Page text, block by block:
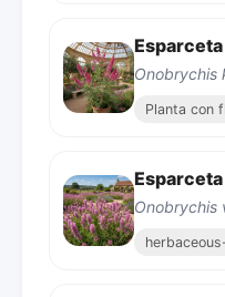
Onobrychis
Planta con
Onobrychis